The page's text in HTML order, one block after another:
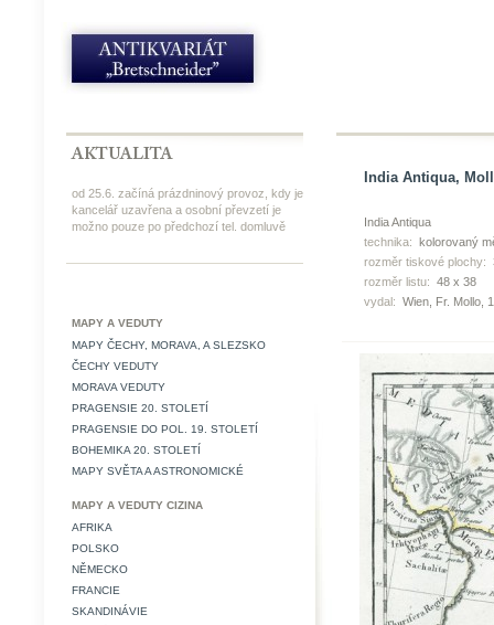
od 25.6. začíná prázdninový provoz, kdy je
kancelář uzavřena a osobní převzetí je
možno pouze po předchozí tel. domluvě
MAPY A VEDUTY
MAPY ČECHY, MORAVA, A SLEZSKO
ČECHY VEDUTY
MORAVA VEDUTY
PRAGENSIE 20. STOLETÍ
PRAGENSIE DO POL. 19. STOLETÍ
BOHEMIKA 20. STOLETÍ
MAPY SVĚTA A ASTRONOMICKÉ
MAPY A VEDUTY CIZINA
AFRIKA
POLSKO
NĚMECKO
FRANCIE
SKANDINÁVIE
India Antiqua,
India Antiqua
technika: kolorovaný
rozměr tiskové plochy:
rozměr listu: 48 x 38
vydal: Wien, Fr. Mollo,